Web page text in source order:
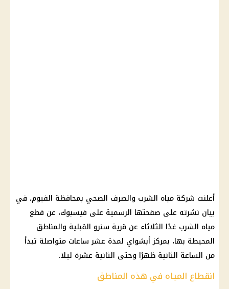
أعلنت شركة مياه الشرب والصرف الصحي بمحافظة الفيوم، في
بيان نشرته على صفحتها الرسمية على فيسبوك، عن قطع
مياه الشرب غدًا الثلاثاء عن قرية سنرو القبلية والمناطق
المحيطة بها، بمركز أبشواي لمدة عشر ساعات متواصلة تبدأ
من الساعة الثانية ظهرًا وحتى الثانية عشرة ليلا.
انقطاع المياه في هذه المناطق